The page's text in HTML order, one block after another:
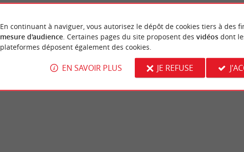
En continuant à naviguer, vous autorisez le dépôt de cookies tiers à des
mesure d'audience. Certaines pages du site proposent des vidéosdont
plateformes déposent également des cookies.
EN SAVOIR PLUS JE REFUSE